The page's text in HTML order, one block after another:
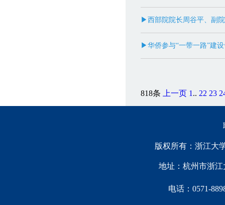
▶西部院院长周谷平、副
▶华侨参与“一带一路”建
818条 上一页 1 .. 22 23
版权所有：浙江大
地址：杭州市浙江
电话：0571-